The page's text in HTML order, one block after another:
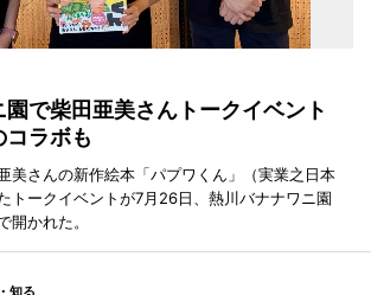
園で柴田亜美さんトークイベント
コラボも
美さんの新作絵本「パプワくん」（実業之日本
トークイベントが7月26日、熱川バナナワニ園
開かれた。
知る